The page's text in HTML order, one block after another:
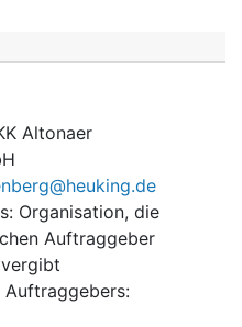
Altonaer
: Organisation, die
Auftraggeber
: